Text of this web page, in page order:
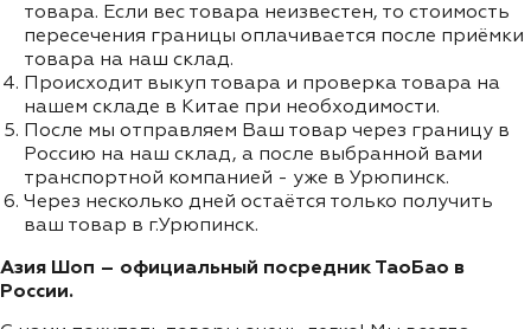
товара. Если вес товара неизвестен, то стоимость
пересечения границы оплачивается после приёмки
товара на наш склад.
Происходит выкуп товара и проверка товара на
нашем складе в Китае при необходимости.
После мы отправляем Ваш товар через границу в
Россию на наш склад, а после выбранной вами
транспортной компанией - уже в Урюпинск.
Через несколько дней остаётся только получить
ваш товар в г.Урюпинск.
Азия Шоп – официальный посредник ТаоБао в
России.